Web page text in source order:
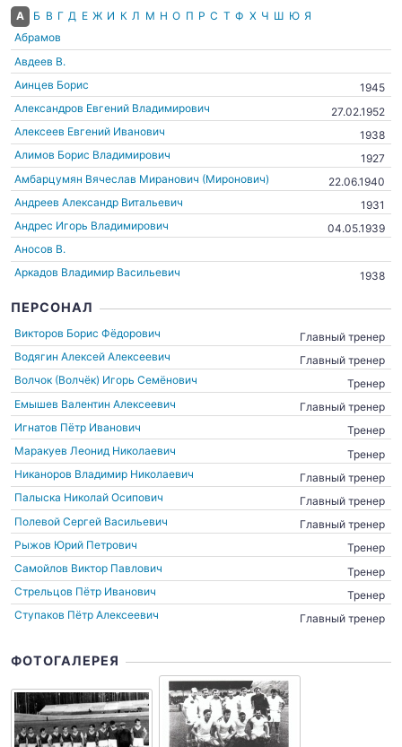
А Б В Г Д Е Ж И К Л М Н О П Р С Т Ф Х Ч Ш Ю Я
Абрамов
Авдеев В.
Аинцев Борис
1945
Александров Евгений Владимирович
27.02.1952
Алексеев Евгений Иванович
1938
Алимов Борис Владимирович
1927
Амбарцумян Вячеслав Миранович (Миронович)
22.06.1940
Андреев Александр Витальевич
1931
Андрес Игорь Владимирович
04.05.1939
Аносов В.
Аркадов Владимир Васильевич
1938
ПЕРСОНАЛ
Викторов Борис Фёдорович
Главный тренер
Водягин Алексей Алексеевич
Главный тренер
Волчок (Волчёк) Игорь Семёнович
Тренер
Емышев Валентин Алексеевич
Главный тренер
Игнатов Пётр Иванович
Тренер
Маракуев Леонид Николаевич
Тренер
Никаноров Владимир Николаевич
Главный тренер
Палыска Николай Осипович
Главный тренер
Полевой Сергей Васильевич
Главный тренер
Рыжов Юрий Петрович
Тренер
Самойлов Виктор Павлович
Тренер
Стрельцов Пётр Иванович
Тренер
Ступаков Пётр Алексеевич
Главный тренер
ФОТОГАЛЕРЕЯ